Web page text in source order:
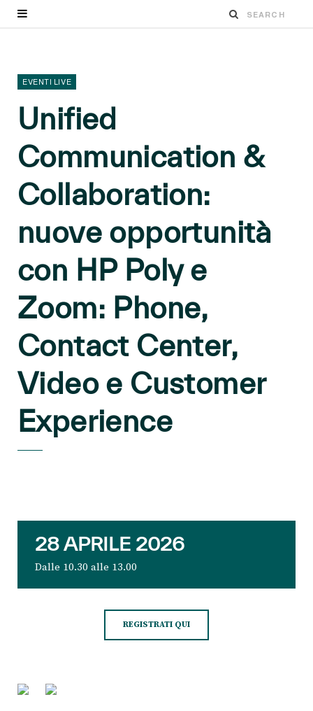
EVENTI LIVE
Unified
Communication &
Collaboration:
nuove opportunità
con HP Poly e
Zoom: Phone,
Contact Center,
Video e Customer
Experience
28 APRILE 2026
Dalle 10.30 alle 13.00
REGISTRATI QUI